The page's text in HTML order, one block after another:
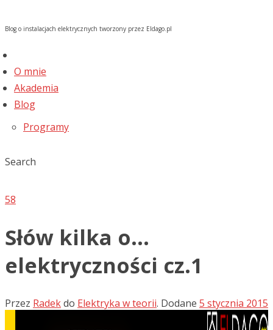
Blog o instalacjach elektrycznych tworzony przez Eldago.pl
O mnie
Akademia
Blog
Programy
Search
58
Słów kilka o…
elektryczności cz.1
Przez Radekdo Elektryka w teorii. Dodane 5 stycznia 2015